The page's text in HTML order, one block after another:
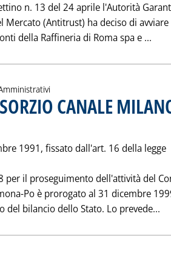
n. 13 del 24 aprile l'Autorità
Mercato (Antitrust) ha deciso di avviare
della Raffineria di Roma spa e ...
CANALE
1991, fissato dall'art. 16 della legge
per il proseguimento dell'attività del
Po è prorogato al 31 dicembre
del bilancio dello Stato. Lo prevede...